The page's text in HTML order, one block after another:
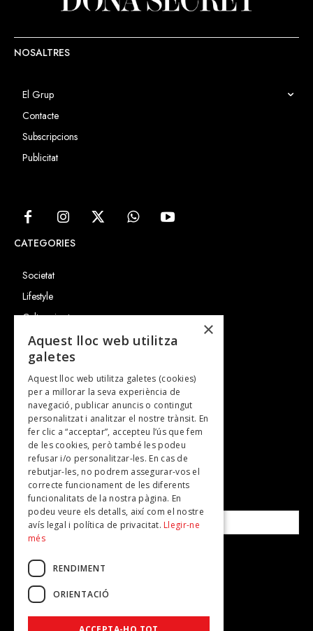
NOSALTRES
El Grup
Contacte
Subscripcions
Publicitat
CATEGORIES
Societat
Lifestyle
Cultura i art
Entrevistes
Gastronomia
TV
Plans per fer
Revistes
SUBSCRIU-TE A LA NOSTRA NEWSLETTER!
Correu electrònic*
Accepto lapolítica de privacitat
×
Aquest lloc web utilitza
galetes
Aquest lloc web utilitza galetes (cookies)
per a millorar la seva experiència de
navegació, publicar anuncis o contingut
personalitzat i analitzar el nostre trànsit. En
fer clic a “acceptar”, accepteu l’ús que fem
de les cookies, però també les podeu
refusar i/o personalitzar-les. En cas de
rebutjar-les, no podrem assegurar-vos el
correcte funcionament de les diferents
funcionalitats de la nostra pàgina. En
podeu veure els detalls, així com el nostre
avís legal i política de privacitat. Llegir-ne
més
RENDIMENT
ORIENTACIÓ